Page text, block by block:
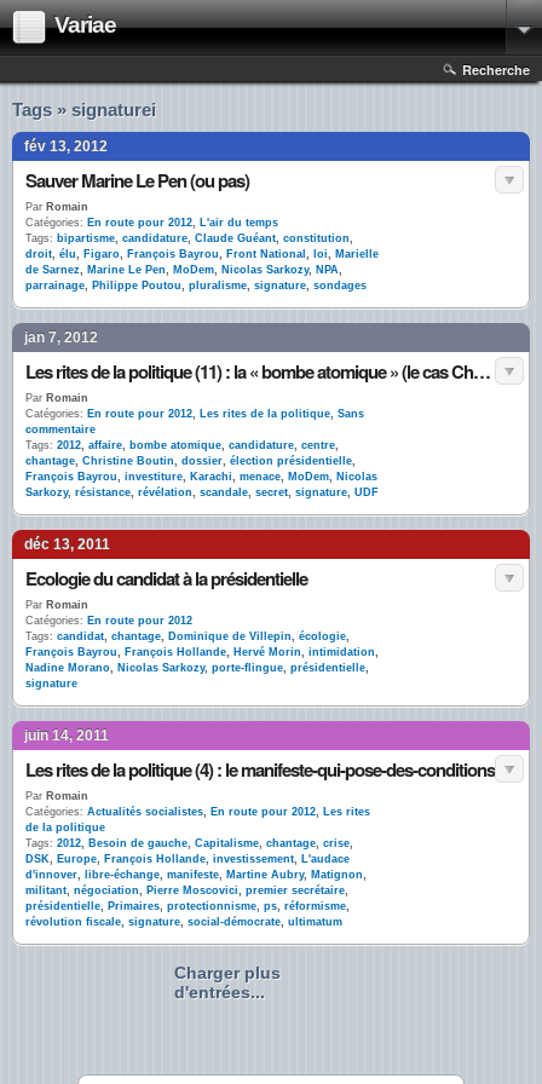
Variae
Recherche
Tags » signaturei
fév 13, 2012
Sauver Marine Le Pen (ou pas)
Par Romain
Catégories: En route pour 2012, L'air du temps
Tags: bipartisme, candidature, Claude Guéant, constitution,
droit, élu, Figaro, François Bayrou, Front National , loi, Marielle
de Sarnez, Marine Le Pen, MoDem, Nicolas Sarkozy, NPA,
parrainage, Philippe Poutou, pluralisme, signature, sondages
jan 7, 2012
Les rites de la politique (11) : la « bombe atomique » (le cas Christine Boutin)
Par Romain
Catégories: En route pour 2012, Les rites de la politique, Sans
commentaire
Tags: 2012, affaire, bombe atomique, candidature, centre,
chantage, Christine Boutin, dossier, élection présidentielle,
François Bayrou, investiture, Karachi, menace, MoDem, Nicolas
Sarkozy, résistance, révélation, scandale, secret, signature, UDF
déc 13, 2011
Ecologie du candidat à la présidentielle
Par Romain
Catégories: En route pour 2012
Tags: candidat, chantage, Dominique de Villepin, écologie,
François Bayrou, François Hollande, Hervé Morin, intimidation,
Nadine Morano, Nicolas Sarkozy, porte-flingue, présidentielle,
signature
juin 14, 2011
Les rites de la politique (4) : le manifeste-qui-pose-des-conditions
Par Romain
Catégories: Actualités socialistes, En route pour 2012, Les rites
de la politique
Tags: 2012, Besoin de gauche, Capitalisme, chantage, crise,
DSK, Europe, François Hollande, investissement, L'audace
d'innover, libre-échange, manifeste, Martine Aubry, Matignon,
militant, négociation, Pierre Moscovici, premier secrétaire,
présidentielle, Primaires, protectionnisme, ps, réformisme,
révolution fiscale, signature, social-démocrate, ultimatum
Charger plus
d'entrées...